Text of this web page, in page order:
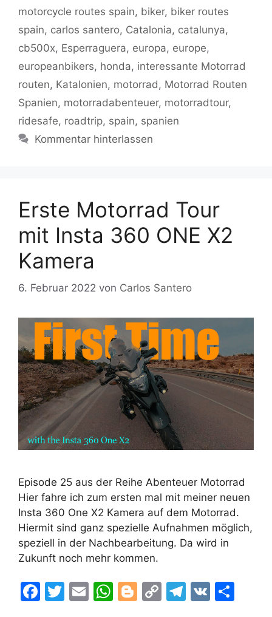
o
o
k
p
p
n
k
m
motorcycle routes spain, biker, biker routes
spain, carlos santero, Catalonia, catalunya,
cb500x, Esperraguera, europa, europe,
europeanbikers, honda, interessante Motorrad
routen, Katalonien, motorrad, Motorrad Routen
Spanien, motorradabenteuer, motorradtour,
ridesafe, roadtrip, spain, spanien
Kommentar hinterlassen
Erste Motorrad Tour
mit Insta 360 ONE X2
Kamera
6. Februar 2022 von Carlos Santero
Episode 25 aus der Reihe Abenteuer Motorrad
Hier fahre ich zum ersten mal mit meiner neuen
Insta 360 One X2 Kamera auf dem Motorrad.
Hiermit sind ganz spezielle Aufnahmen möglich,
speziell in der Nachbearbeitung. Da wird in
Zukunft noch mehr kommen.
F
T
E
W Bl C
T
V